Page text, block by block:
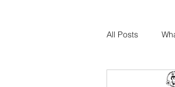
All Posts
Acts/